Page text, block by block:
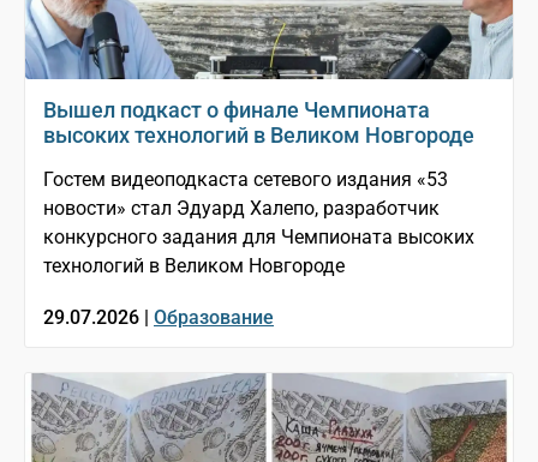
Вышел подкаст о финале Чемпионата
высоких технологий в Великом Новгороде
Гостем видеоподкаста сетевого издания «53
новости» стал Эдуард Халепо, разработчик
конкурсного задания для Чемпионата высоких
технологий в Великом Новгороде
29.07.2026 | Образование